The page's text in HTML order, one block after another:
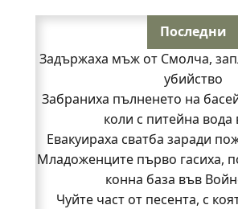
Последни
Задържаха мъж от Смолча,
убийство
Забраниха пълненето на
коли с питейна вода
Евакуираха сватба заради
Младоженците първо гасиха,
конна база във
Чуйте част от песента, с